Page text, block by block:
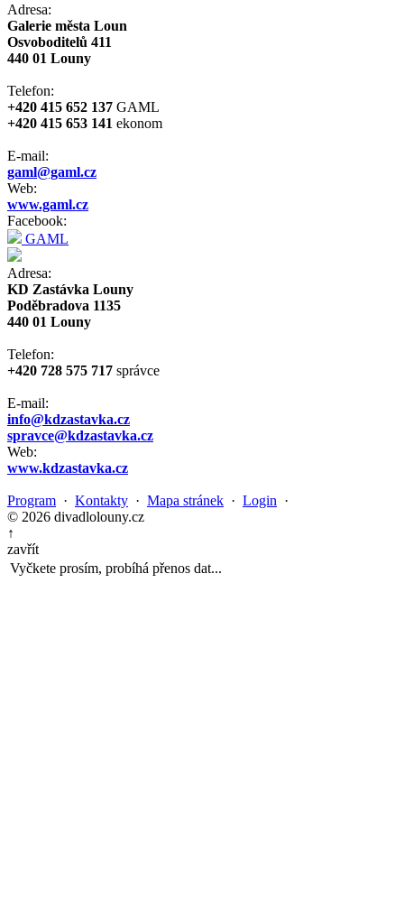
Adresa:
Galerie města Loun
Osvoboditelů 411
440 01 Louny
Telefon:
+420 415 652 137 GAML
+420 415 653 141 ekonom
E-mail:
gaml@gaml.cz
Web:
www.gaml.cz
Facebook:
GAML
Adresa:
KD Zastávka Louny
Poděbradova 1135
440 01 Louny
Telefon:
+420 728 575 717 správce
E-mail:
info@kdzastavka.cz
spravce@kdzastavka.cz
Web:
www.kdzastavka.cz
Program · Kontakty · Mapa stránek · Login ·
© 2026 divadlolouny.cz
↑
zavřít
Vyčkete prosím, probíhá přenos dat...